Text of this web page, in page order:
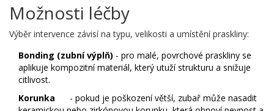
Možnosti léčby
Výběr intervence závisí na typu, velikosti a umístění praskliny:
Bonding (zubní výplň) - pro malé, povrchové praskliny se
aplikuje kompozitní materiál, který utuží strukturu a snižuje
citlivost.
Korunka
- pokud je poškození větší, zubař může nasadit